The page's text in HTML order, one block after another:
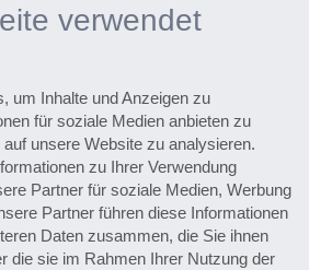
verwendet
um Inhalte und Anzeigen zu
für soziale Medien anbieten zu
unsere Website zu analysieren.
zu Ihrer Verwendung
Partner für soziale Medien, Werbung
Partner führen diese Informationen
Daten zusammen, die Sie ihnen
die sie im Rahmen Ihrer Nutzung der
entdecken
Newsletter
anmelden